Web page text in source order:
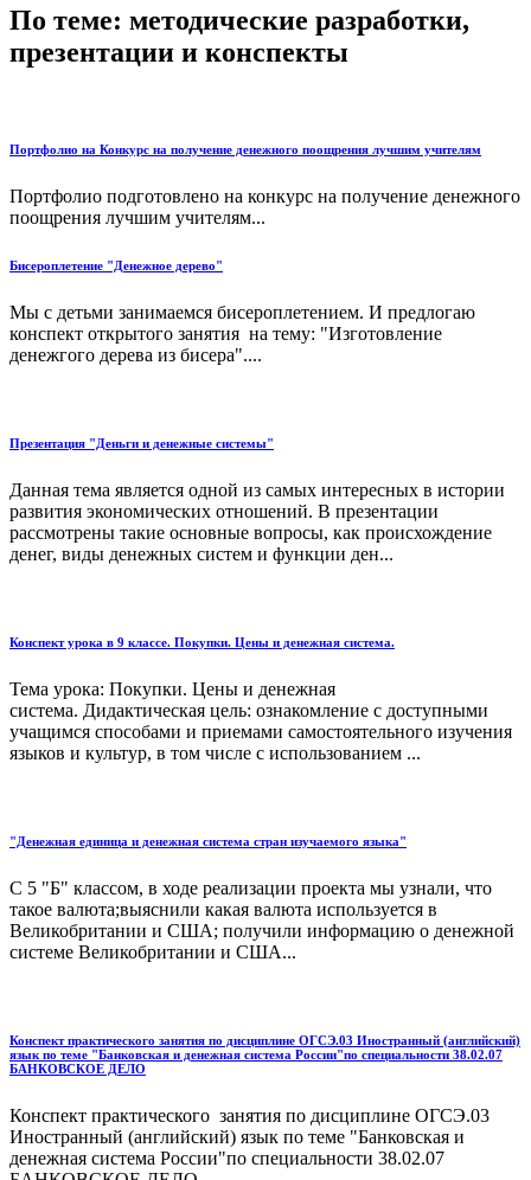
По теме: методические разработки,
презентации и конспекты
Портфолио на Конкурс на получение денежного поощрения лучшим учителям
Портфолио подготовлено на конкурс на получение денежного
поощрения лучшим учителям...
Бисероплетение "Денежное дерево"
Мы с детьми занимаемся бисероплетением. И предлогаю
конспект открытого занятия на тему: "Изготовление
денежгого дерева из бисера"....
Презентация "Деньги и денежные системы"
Данная тема является одной из самых интересных в истории
развития экономических отношений. В презентации
рассмотрены такие основные вопросы, как происхождение
денег, виды денежных систем и функции ден...
Конспект урока в 9 классе. Покупки. Цены и денежная система.
Тема урока: Покупки. Цены и денежная
система. Дидактическая цель: ознакомление с доступными
учащимся способами и приемами самостоятельного изучения
языков и культур, в том числе с использованием ...
"Денежная единица и денежная система стран изучаемого языка"
С 5 "Б" классом, в ходе реализации проекта мы узнали, что
такое валюта;выяснили какая валюта используется в
Великобритании и США; получили информацию о денежной
системе Великобритании и США...
Конспект практического занятия по дисциплине ОГСЭ.03 Иностранный (английский)
язык по теме "Банковская и денежная система России"по специальности 38.02.07
БАНКОВСКОЕ ДЕЛО
Конспект практического занятия по дисциплине ОГСЭ.03
Иностранный (английский) язык по теме "Банковская и
денежная система России"по специальности 38.02.07